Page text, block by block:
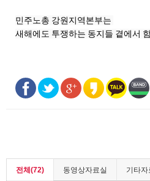
민주노총 강원지역본부는
새해에도 투쟁하는 동지들 곁에서
전체(72) 동영상자료실 기타자